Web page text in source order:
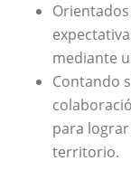
mediante
Contando
para
territorio.